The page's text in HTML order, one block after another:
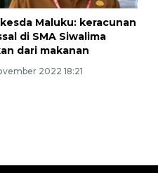
Maluku: keracunan
di SMA Siwalima
dari makanan
2022 18:21